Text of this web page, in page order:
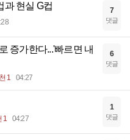
과 현실 G컵 7
댓글
증가한다...'빠르면 내
1 04:27
6
댓글
1 04:27
1
댓글